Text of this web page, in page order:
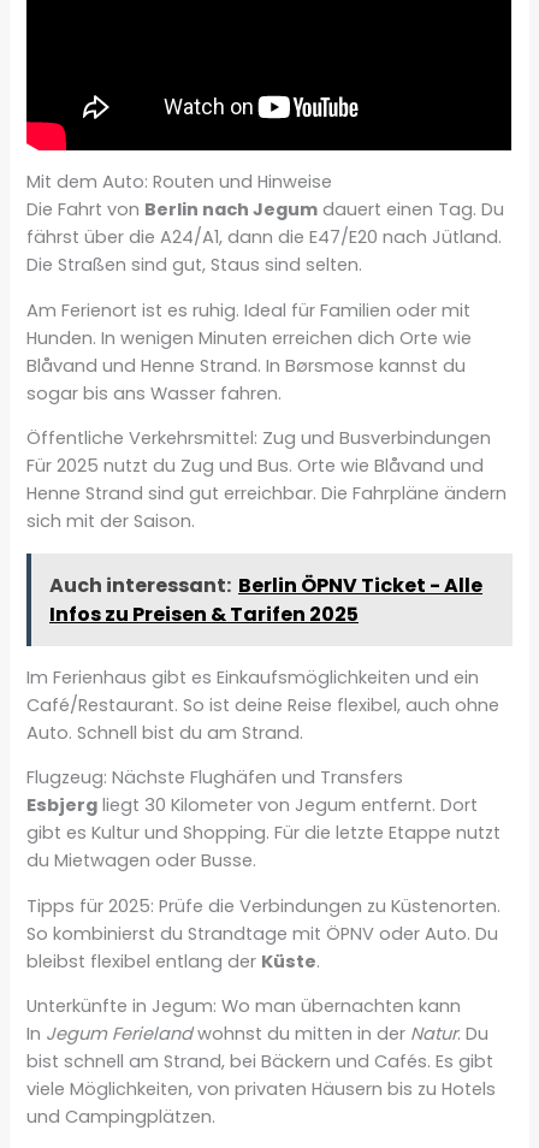
Mit dem Auto: Routen und Hinweise
Die Fahrt von Berlin nach Jegum dauert einen Tag. Du
fährst über die A24/A1, dann die E47/E20 nach Jütland.
Die Straßen sind gut, Staus sind selten.
Am Ferienort ist es ruhig. Ideal für Familien oder mit
Hunden. In wenigen Minuten erreichen dich Orte wie
Blåvand und Henne Strand. In Børsmose kannst du
sogar bis ans Wasser fahren.
Öffentliche Verkehrsmittel: Zug und Busverbindungen
Für 2025 nutzt du Zug und Bus. Orte wie Blåvand und
Henne Strand sind gut erreichbar. Die Fahrpläne ändern
sich mit der Saison.
Auch interessant: Berlin ÖPNV Ticket - Alle
Infos zu Preisen & Tarifen 2025
Im Ferienhaus gibt es Einkaufsmöglichkeiten und ein
Café/Restaurant. So ist deine Reise flexibel, auch ohne
Auto. Schnell bist du am Strand.
Flugzeug: Nächste Flughäfen und Transfers
Esbjerg liegt 30 Kilometer von Jegum entfernt. Dort
gibt es Kultur und Shopping. Für die letzte Etappe nutzt
du Mietwagen oder Busse.
Tipps für 2025: Prüfe die Verbindungen zu Küstenorten.
So kombinierst du Strandtage mit ÖPNV oder Auto. Du
bleibst flexibel entlang der Küste.
Unterkünfte in Jegum: Wo man übernachten kann
In Jegum Ferielandwohnst du mitten in der Natur. Du
bist schnell am Strand, bei Bäckern und Cafés. Es gibt
viele Möglichkeiten, von privaten Häusern bis zu Hotels
und Campingplätzen.